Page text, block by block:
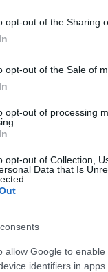
opt-out of the Sharing
opt-out of the Sale of
opt-out of processing
opt-out of Collection,
Data that Is
allow Google to
identifiers in apps.
globale,” ha
sue abilità
Molti
ma
un passaggio.
ti dribbla
differenza.”
che la
troppo